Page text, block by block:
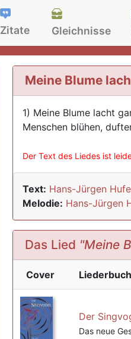
Zitate Gleichnisse
Meine Blume
1) Meine Blume lacht
Menschen blühen,
Der Text des Liedes ist
Text: Hans-Jürgen
Melodie: Hans-Jürgen
Das Lied "Meine
Cover Liederbuch
Der
Das neue